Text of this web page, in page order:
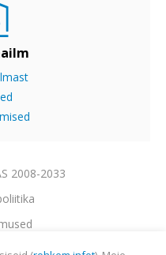
2008-2033